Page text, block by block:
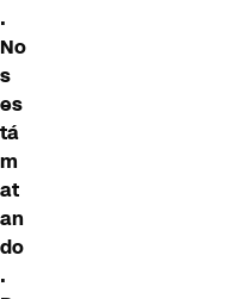
.
No
s
es
tá
m
at
an
do
.